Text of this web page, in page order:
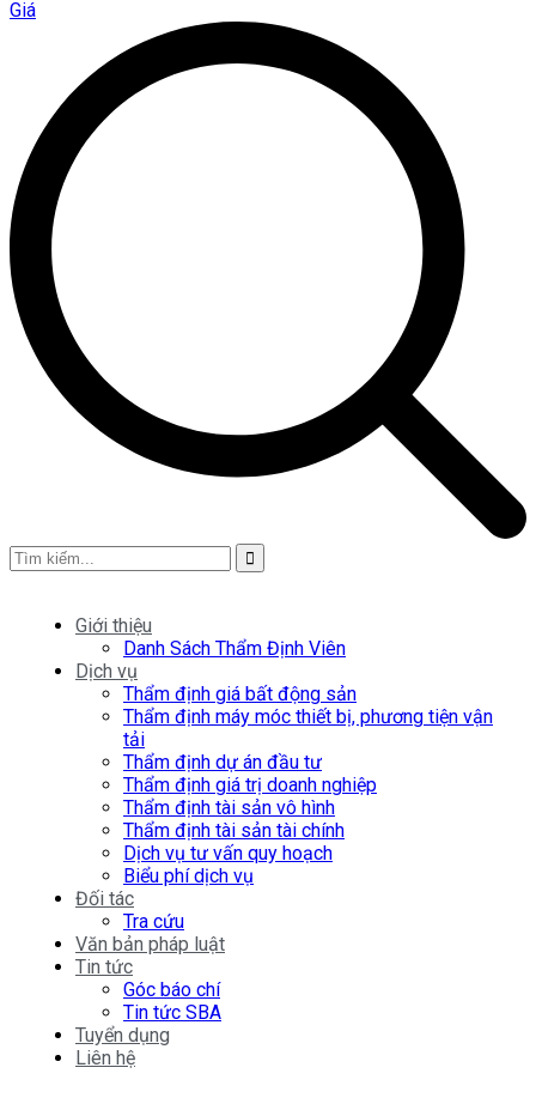
Giới thiệu
Danh Sách Thẩm Định Viên
Dịch vụ
Thẩm định giá bất động sản
Thẩm định máy móc thiết bị, phương tiện vận
tải
Thẩm định dự án đầu tư
Thẩm định giá trị doanh nghiệp
Thẩm định tài sản vô hình
Thẩm định tài sản tài chính
Dịch vụ tư vấn quy hoạch
Biểu phí dịch vụ
Đối tác
Tra cứu
Văn bản pháp luật
Tin tức
Góc báo chí
Tin tức SBA
Tuyển dụng
Liên hệ